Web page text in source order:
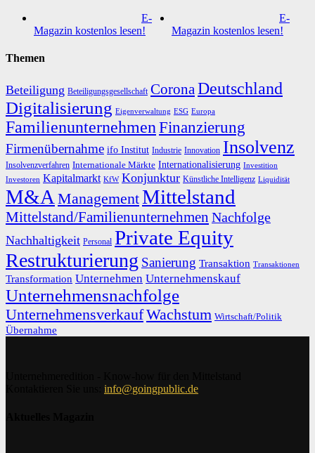
E-
Magazin kostenlos lesen!
E-
Magazin kostenlos lesen!
Themen
Beteiligung Beteiligungsgesellschaft CoronaDeutschland
Digitalisierung Eigenverwaltung ESG Europa
FamilienunternehmenFinanzierung
Firmenübernahme ifo Institut Industrie Innovation Insolvenz
Insolvenzverfahren Internationale Märkte Internationalisierung Investition
Investoren Kapitalmarkt KfW Konjunktur Künstliche Intelligenz Liquidität
M&A ManagementMittelstand
Mittelstand/Familienunternehmen Nachfolge
Nachhaltigkeit Personal Private Equity
Restrukturierung Sanierung Transaktion Transaktionen
Transformation Unternehmen Unternehmenskauf
Unternehmensnachfolge
UnternehmensverkaufWachstum Wirtschaft/Politik
Übernahme
info@goingpublic.de